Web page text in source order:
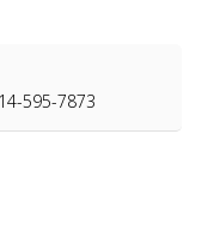
595-7873